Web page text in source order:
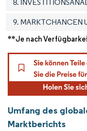
8.
9. MARKTCHANCEN
**Je nach
Umfang des
Marktberichts